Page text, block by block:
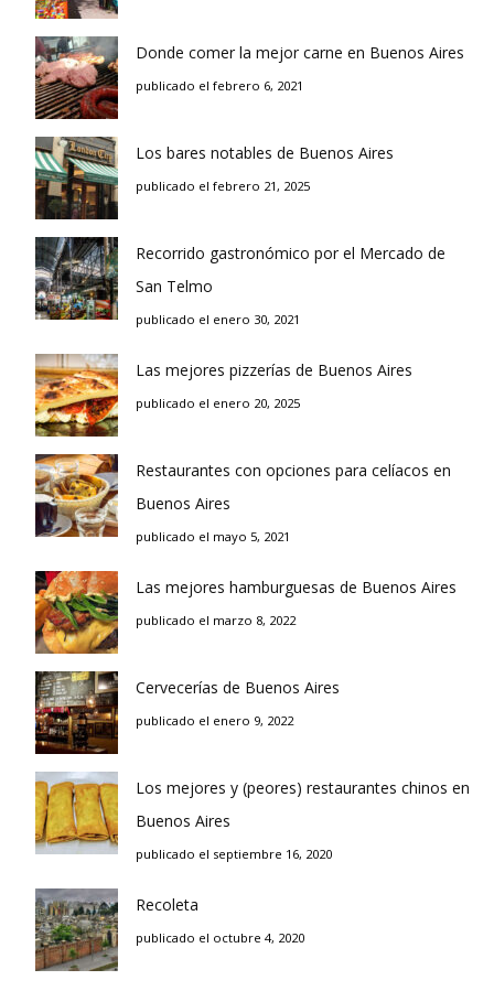
Donde comer la mejor carne en Buenos Aires
publicado el febrero 6, 2021
Los bares notables de Buenos Aires
publicado el febrero 21, 2025
Recorrido gastronómico por el Mercado de
San Telmo
publicado el enero 30, 2021
Las mejores pizzerías de Buenos Aires
publicado el enero 20, 2025
Restaurantes con opciones para celíacos en
Buenos Aires
publicado el mayo 5, 2021
Las mejores hamburguesas de Buenos Aires
publicado el marzo 8, 2022
Cervecerías de Buenos Aires
publicado el enero 9, 2022
Los mejores y (peores) restaurantes chinos en
Buenos Aires
publicado el septiembre 16, 2020
Recoleta
publicado el octubre 4, 2020